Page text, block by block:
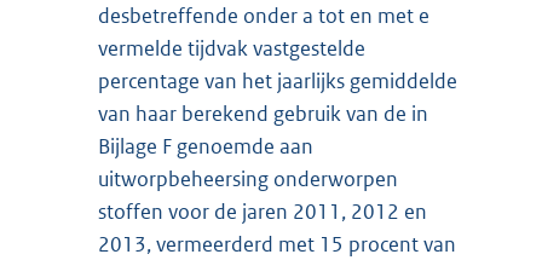
desbetreffende onder a tot en met e
vermelde tijdvak vastgestelde
percentage van het jaarlijks gemiddelde
van haar berekend gebruik van de in
Bijlage F genoemde aan
uitworpbeheersing onderworpen
stoffen voor de jaren 2011, 2012 en
2013, vermeerderd met 15 procent van